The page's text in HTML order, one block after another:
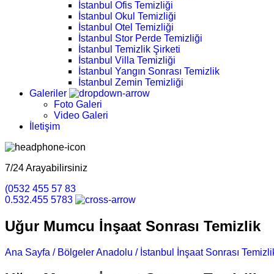
İstanbul Ofis Temizliği
İstanbul Okul Temizliği
İstanbul Otel Temizliği
İstanbul Stor Perde Temizliği
İstanbul Temizlik Şirketi
İstanbul Villa Temizliği
İstanbul Yangın Sonrası Temizlik
İstanbul Zemin Temizliği
Galeriler
Foto Galeri
Video Galeri
İletişim
7/24 Arayabilirsiniz
(0532 455 57 83
0.532.455 5783
Uğur Mumcu İnşaat Sonrası Temizlik
Ana Sayfa / Bölgeler Anadolu / İstanbul İnşaat Sonrası